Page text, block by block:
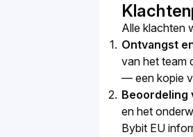
Alle klachten
Ontvangst
van het team
— een kopie
Beoordeling
en het
Bybit EU